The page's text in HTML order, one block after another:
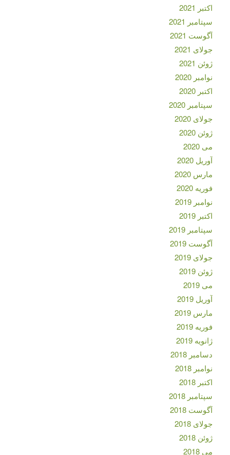
اکتبر 2021
سپتامبر 2021
آگوست 2021
جولای 2021
ژوئن 2021
نوامبر 2020
اکتبر 2020
سپتامبر 2020
جولای 2020
ژوئن 2020
می 2020
آوریل 2020
مارس 2020
فوریه 2020
نوامبر 2019
اکتبر 2019
سپتامبر 2019
آگوست 2019
جولای 2019
ژوئن 2019
می 2019
آوریل 2019
مارس 2019
فوریه 2019
ژانویه 2019
دسامبر 2018
نوامبر 2018
اکتبر 2018
سپتامبر 2018
آگوست 2018
جولای 2018
ژوئن 2018
می 2018